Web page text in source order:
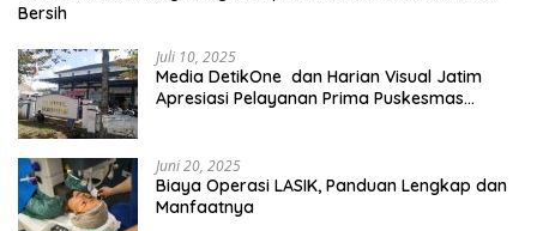
Bersih
Juli 10, 2025
Media DetikOne dan Harian Visual Jatim
Apresiasi Pelayanan Prima Puskesmas
Juni 20, 2025
Biaya Operasi LASIK, Panduan Lengkap dan
Manfaatnya